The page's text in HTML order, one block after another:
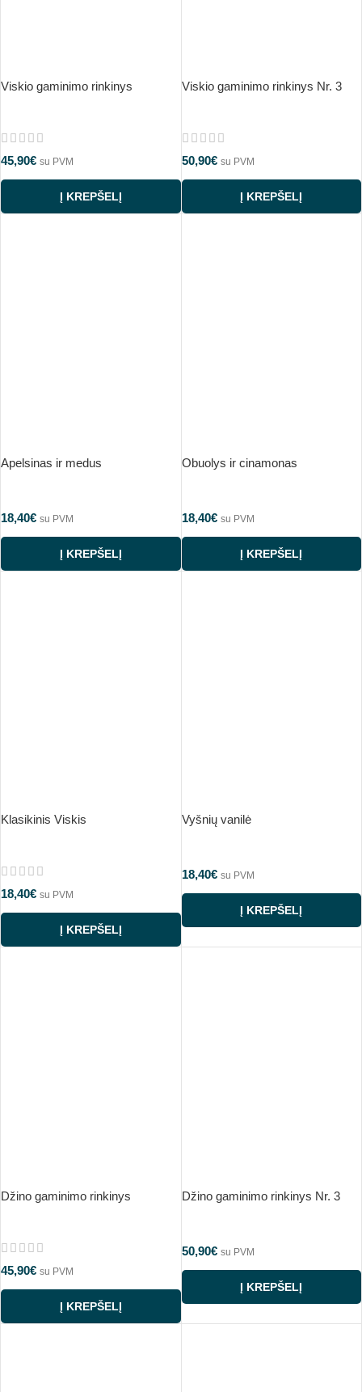
Viskio gaminimo rinkinys
45,90€ su PVM
Į KREPŠELĮ
Viskio gaminimo rinkinys Nr. 3
50,90€ su PVM
Į KREPŠELĮ
Apelsinas ir medus
18,40€ su PVM
Į KREPŠELĮ
Obuolys ir cinamonas
18,40€ su PVM
Į KREPŠELĮ
Klasikinis Viskis
18,40€ su PVM
Į KREPŠELĮ
Vyšnių vanilė
18,40€ su PVM
Į KREPŠELĮ
Džino gaminimo rinkinys
45,90€ su PVM
Į KREPŠELĮ
Džino gaminimo rinkinys Nr. 3
50,90€ su PVM
Į KREPŠELĮ